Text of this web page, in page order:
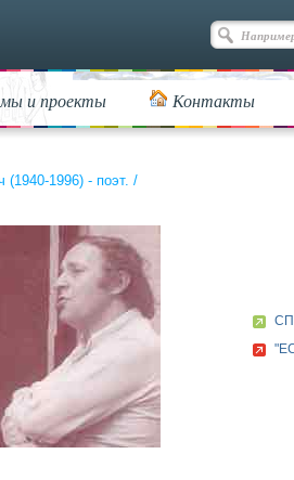
и проекты Контакты
1996) - поэт. /